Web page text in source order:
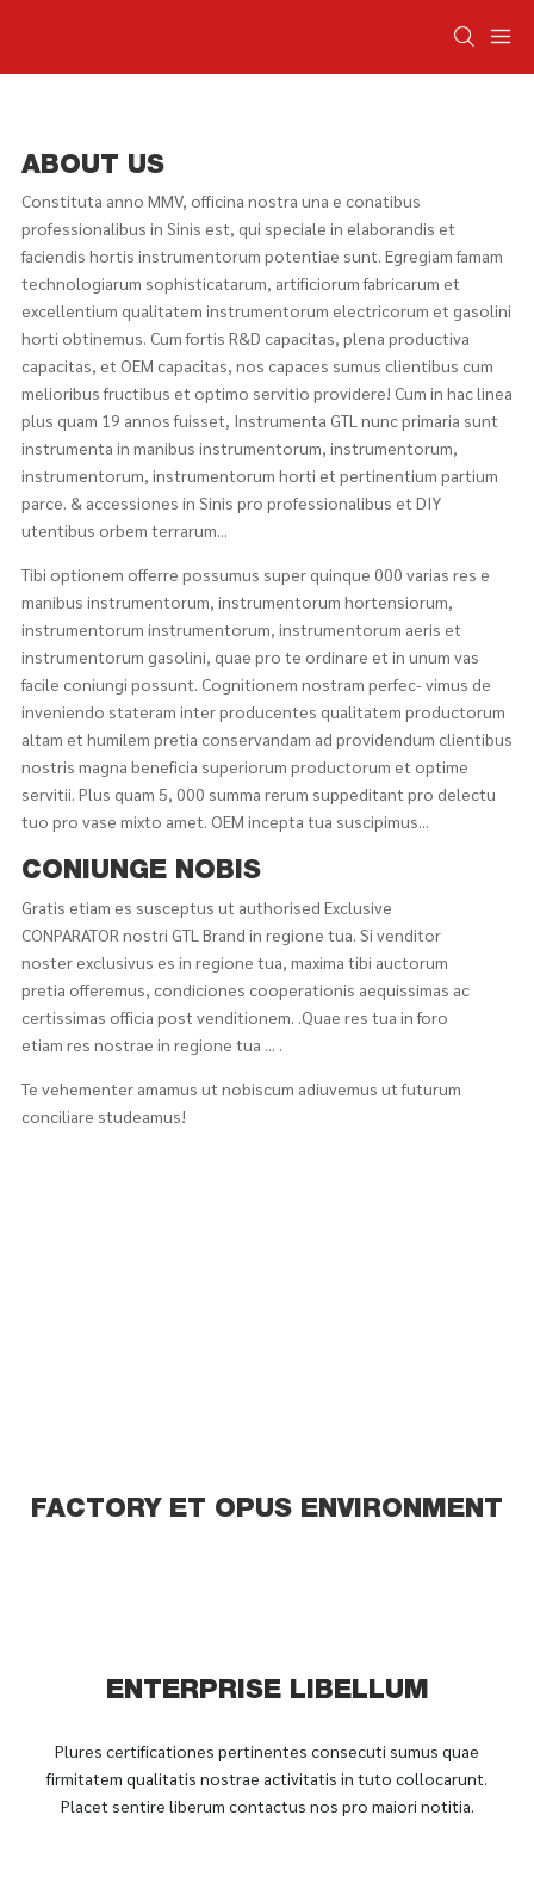
ABOUT US
Constituta anno MMV, officina nostra una e conatibus
professionalibus in Sinis est, qui speciale in elaborandis et
faciendis hortis instrumentorum potentiae sunt. Egregiam famam
technologiarum sophisticatarum, artificiorum fabricarum et
excellentium qualitatem instrumentorum electricorum et gasolini
horti obtinemus. Cum fortis R&D capacitas, plena productiva
capacitas, et OEM capacitas, nos capaces sumus clientibus cum
melioribus fructibus et optimo servitio providere! Cum in hac linea
plus quam 19 annos fuisset, Instrumenta GTL nunc primaria sunt
instrumenta in manibus instrumentorum, instrumentorum,
instrumentorum, instrumentorum horti et pertinentium partium
parce. & accessiones in Sinis pro professionalibus et DIY
utentibus orbem terrarum...
Tibi optionem offerre possumus super quinque 000 varias res e
manibus instrumentorum, instrumentorum hortensiorum,
instrumentorum instrumentorum, instrumentorum aeris et
instrumentorum gasolini, quae pro te ordinare et in unum vas
facile coniungi possunt. Cognitionem nostram perfec- vimus de
inveniendo stateram inter producentes qualitatem productorum
altam et humilem pretia conservandam ad providendum clientibus
nostris magna beneficia superiorum productorum et optime
servitii. Plus quam 5, 000 summa rerum suppeditant pro delectu
tuo pro vase mixto amet. OEM incepta tua suscipimus...
CONIUNGE NOBIS
Gratis etiam es susceptus ut authorised Exclusive
CONPARATOR nostri GTL Brand in regione tua. Si venditor
noster exclusivus es in regione tua, maxima tibi auctorum
pretia offeremus, condiciones cooperationis aequissimas ac
certissimas officia post venditionem. .Quae res tua in foro
etiam res nostrae in regione tua ... .
Te vehementer amamus ut nobiscum adiuvemus ut futurum
conciliare studeamus!
FACTORY ET OPUS ENVIRONMENT
ENTERPRISE LIBELLUM
Plures certificationes pertinentes consecuti sumus quae
firmitatem qualitatis nostrae activitatis in tuto collocarunt.
Placet sentire liberum contactus nos pro maiori notitia.